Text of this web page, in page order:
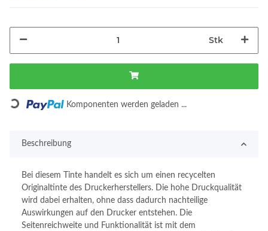
Stk
Loading... Komponenten werden geladen ...
Beschreibung
Bei diesem Tinte handelt es sich um einen recycelten
Originaltinte des Druckerherstellers. Die hohe Druckqualität
wird dabei erhalten, ohne dass dadurch nachteilige
Auswirkungen auf den Drucker entstehen. Die
Seitenreichweite und Funktionalität ist mit dem